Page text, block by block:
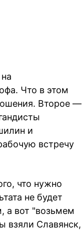
Что в этом
Второе —
и
встречу
что нужно
не будет
а вот "возьмем
взяли Славянск,